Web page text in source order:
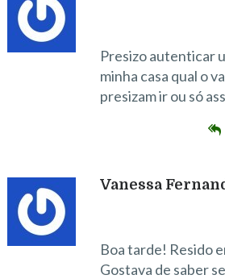
Presizo autenticar
minha casa qual o
presizam ir ou só
Vanessa
Boa tarde! Resido
Gostava de saber